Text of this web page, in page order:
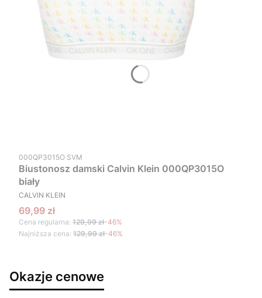
Kod produktu
000QP3015O SVM
Biustonosz damski Calvin Klein 000QP3015O
biały
PRODUCENT
CALVIN KLEIN
Cena promocyjna
69,99 zł
Cena regularna: 129,99 zł-46%
Najniższa cena: 129,99 zł-46%
Okazje cenowe